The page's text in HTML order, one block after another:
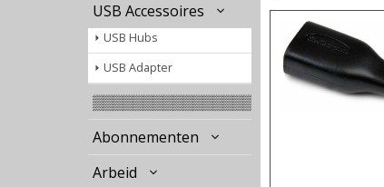
USB Accessoires
USB Hubs
USB Adapter
▒▒▒▒▒▒▒▒▒▒▒▒▒▒▒▒
Abonnementen
Arbeid